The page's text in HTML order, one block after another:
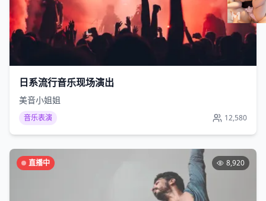
日系流行音乐现场演出
美音小姐姐
音乐表演 12,580
直播中 8,920